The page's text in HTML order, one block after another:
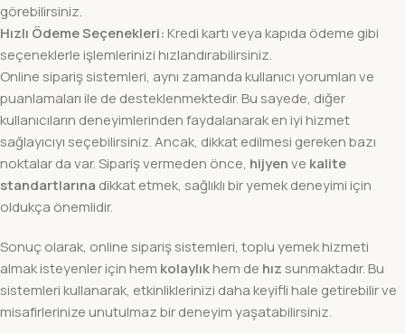
görebilirsiniz.
Hızlı Ödeme Seçenekleri: Kredi kartı veya kapıda ödeme gibi
seçeneklerle işlemlerinizi hızlandırabilirsiniz.
Online sipariş sistemleri, aynı zamanda kullanıcı yorumları ve
puanlamaları ile de desteklenmektedir. Bu sayede, diğer
kullanıcıların deneyimlerinden faydalanarak en iyi hizmet
sağlayıcıyı seçebilirsiniz. Ancak, dikkat edilmesi gereken bazı
noktalar da var. Sipariş vermeden önce, hijyenve kalite
standartlarına dikkat etmek, sağlıklı bir yemek deneyimi için
oldukça önemlidir.
Sonuç olarak, online sipariş sistemleri, toplu yemek hizmeti
almak isteyenler için hem kolaylıkhem de hız sunmaktadır. Bu
sistemleri kullanarak, etkinliklerinizi daha keyifli hale getirebilir ve
misafirlerinize unutulmaz bir deneyim yaşatabilirsiniz.